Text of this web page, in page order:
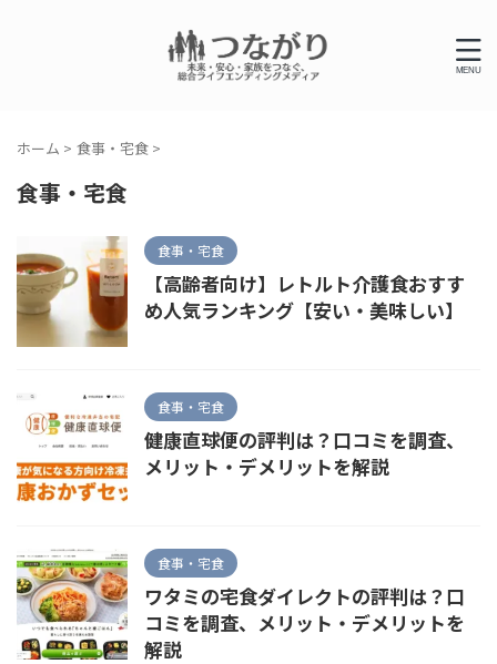
ホーム > 食事・宅食 >
食事・宅食
食事・宅食
【高齢者向け】レトルト介護食おすす
め人気ランキング【安い・美味しい】
食事・宅食
健康直球便の評判は？口コミを調査、
メリット・デメリットを解説
食事・宅食
ワタミの宅食ダイレクトの評判は？口
コミを調査、メリット・デメリットを
解説